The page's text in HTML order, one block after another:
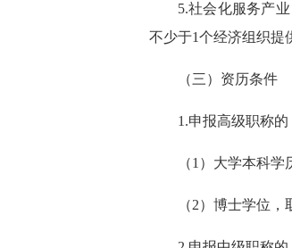
5.社会化服务产
不少于1个经济组织提
（三）资历条件
1.申报高级职称的
（1）大学本科
（2）博士学位